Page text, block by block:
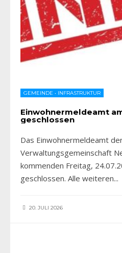
GEMEINDE • INFRASTRUKTUR
Einwohnermeldeamt
geschlossen
Das Einwohnermeldeamt
Verwaltungsgemeinschaft
kommenden Freitag,
geschlossen. Alle weiteren...
20. JULI 2026